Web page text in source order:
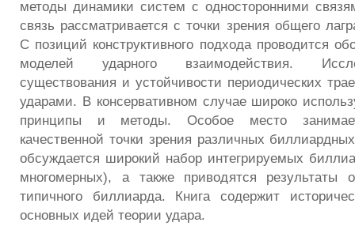
методы динамики систем с односторонними
связь рассматривается с точки зрения общего
С позиций конструктивного подхода проводится
моделей ударного взаимодействия.
существования и устойчивости периодических
ударами. В консервативном случае широко
принципы и методы. Особое место
качественной точки зрения различных
обсуждается широкий набор интегрируемых
многомерных), а также приводятся результаты о
типичного биллиарда. Книга содержит
основных идей теории удара.